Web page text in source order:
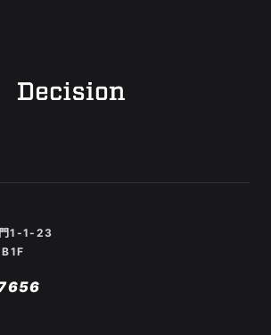
1-1-23